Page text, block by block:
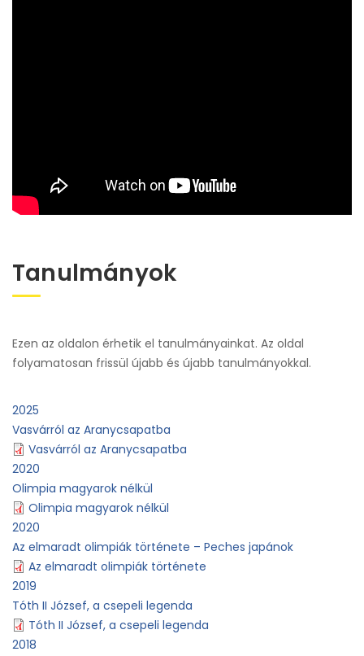
Tanulmányok
Ezen az oldalon érhetik el tanulmányainkat. Az oldal
folyamatosan frissül újabb és újabb tanulmányokkal.
2025
Vasvárról az Aranycsapatba
Vasvárról az Aranycsapatba
2020
Olimpia magyarok nélkül
Olimpia magyarok nélkül
2020
Az elmaradt olimpiák története – Peches japánok
Az elmaradt olimpiák története
2019
Tóth II József, a csepeli legenda
Tóth II József, a csepeli legenda
2018